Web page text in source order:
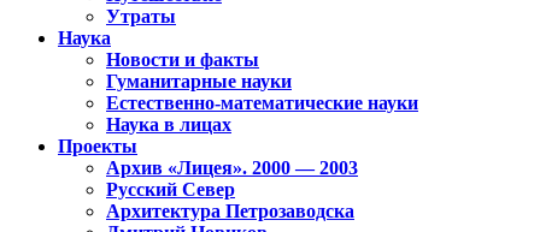
Утраты
Наука
Новости и факты
Гуманитарные науки
Естественно-математические науки
Наука в лицах
Проекты
Архив «Лицея». 2000 — 2003
Русский Север
Архитектура Петрозаводска